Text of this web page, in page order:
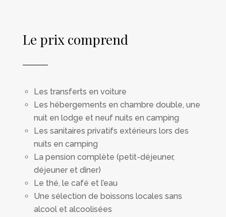
Le prix comprend
Les transferts en voiture
Les hébergements en chambre double, une
nuit en lodge et neuf nuits en camping
Les sanitaires privatifs extérieurs lors des
nuits en camping
La pension complète (petit-déjeuner,
déjeuner et dîner)
Le thé, le café et l’eau
Une sélection de boissons locales sans
alcool et alcoolisées